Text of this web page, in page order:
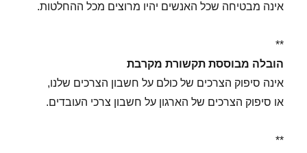
אינה מבטיחה שכל האנשים יהיו מרוצים מכל ההחלטות.
**
הובלה מבוססת תקשורת מקרבת
אינה סיפוק הצרכים של כולם על חשבון הצרכים שלנו,
או סיפוק הצרכים של הארגון על חשבון צרכי העובדים.
**